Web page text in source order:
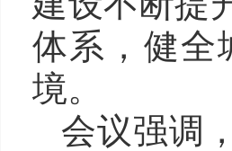
体系，健全
境。
会议强调